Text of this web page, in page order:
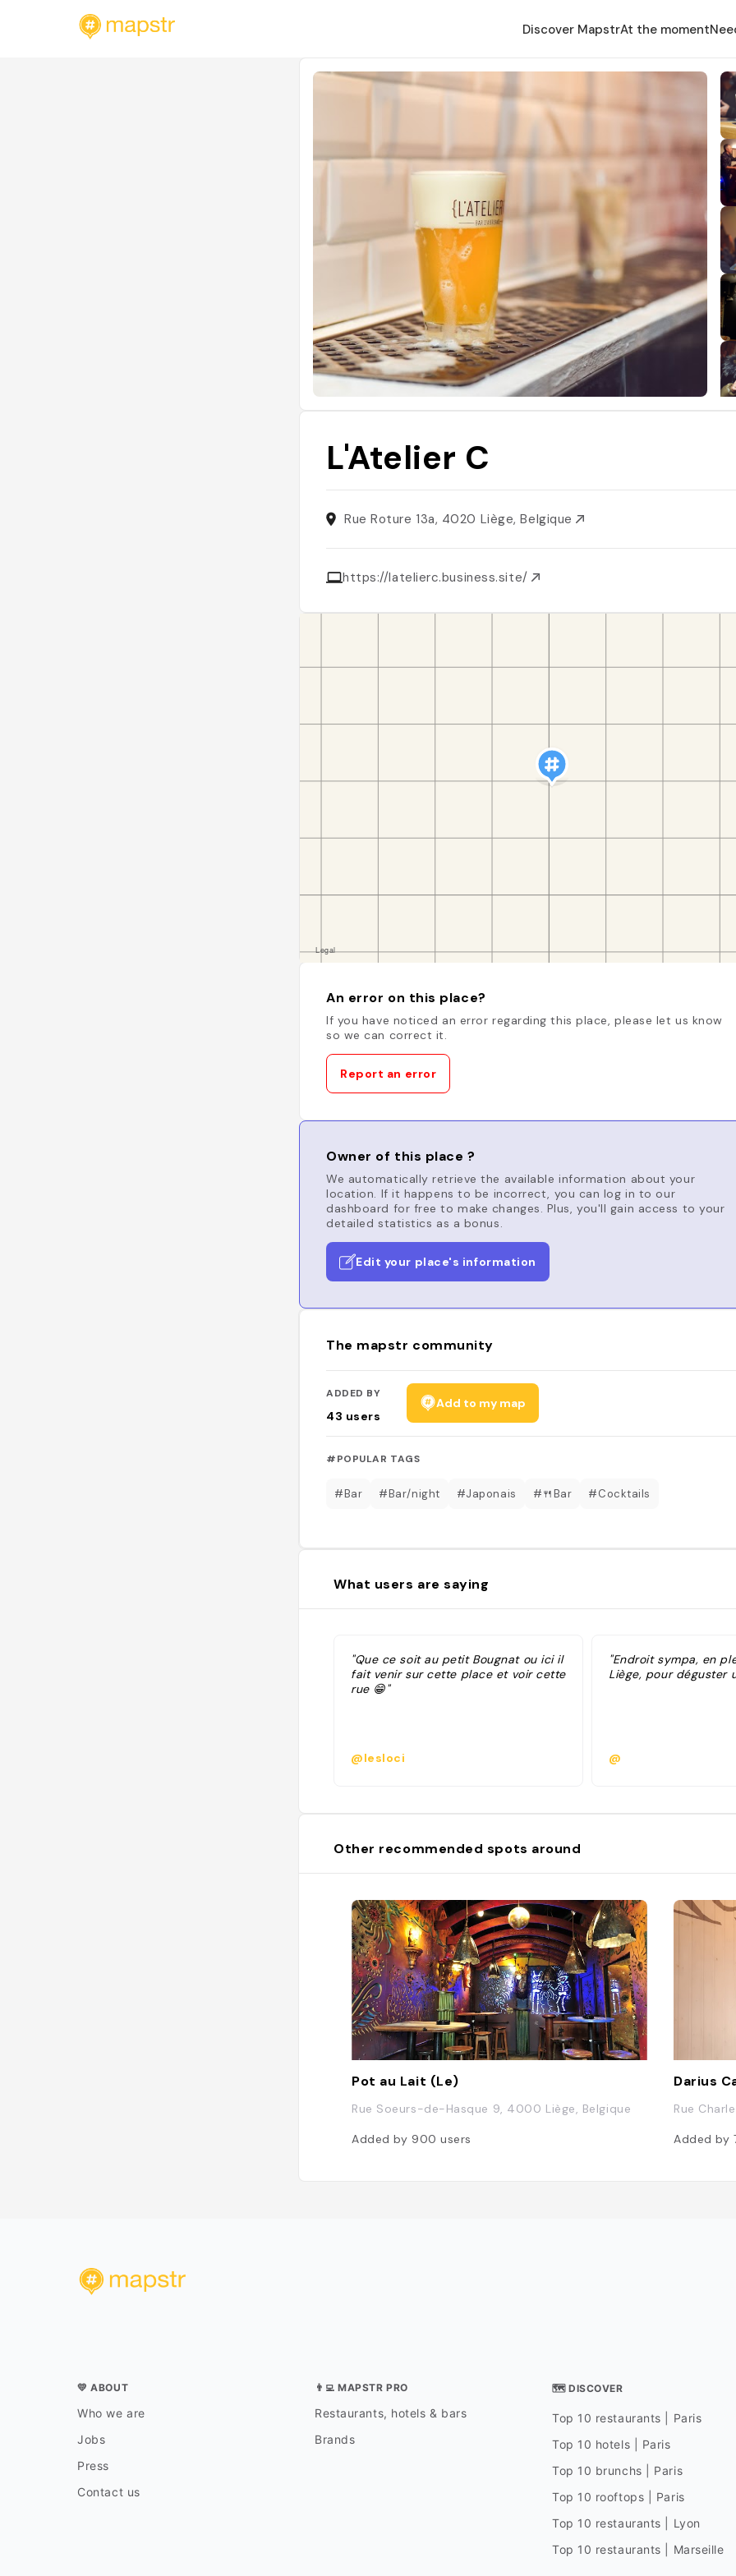
Discover MapstrAt the moment
L'Atelier C
Rue Roture 13a, 4020 Liège, Belgique
https://latelierc.business.site/
An error on this place?
If you have noticed an error regarding this place, please let us know
so we can correct it.
Report an error
Owner of this place ?
We automatically retrieve the available information about your
location. If it happens to be incorrect, you can log in to our
dashboard for free to make changes. Plus, you'll gain access to your
detailed statistics as a bonus.
Edit your place's information
The mapstr community
ADDED BY
43 users
Add to my map
#POPULAR TAGS
#Bar #Bar/night #Japonais #🍴Bar #Cocktails
What users are saying
"Que ce soit au petit Bougnat ou ici il
fait venir sur cette place et voir cette
rue 😁"
@lesloci
"Endroit sympa, en
Liège, pour déguster
@
Other recommended spots around
Pot au Lait (Le)
Rue Soeurs-de-Hasque 9, 4000 Liège, Belgique
Added by 900users
Darius
Rue
Added by
💛 ABOUT
Who we are
Jobs
Press
Contact us
👨‍💻 MAPSTR PRO
Restaurants, hotels & bars
Brands
🗺 DISCOVER
Top 10 restaurants | Paris
Top 10 hotels | Paris
Top 10 brunchs | Paris
Top 10 rooftops | Paris
Top 10 restaurants | Lyon
Top 10 restaurants | Marseille